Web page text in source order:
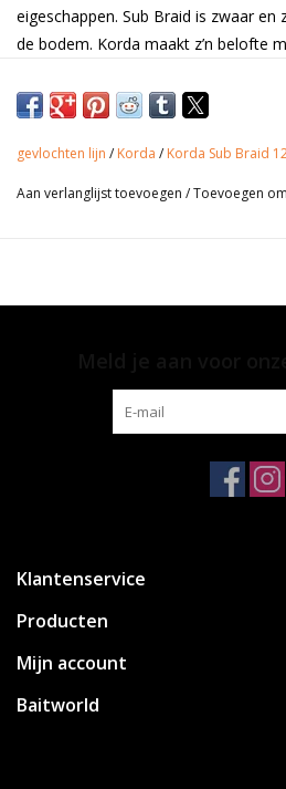
BLOG
eigeschappen. Sub Braid is zwaar
de bodem. Korda maakt z’n belofte
hoofdlijn grote afstanden
het toelaat kun je met deze lijn
kant vissen. Wij adviseren om een
• Leverbaar in 0,30 mm en 0,33 mm
• Zinkende lijn
• Onopvallende donkergroene kleur
gevlochten lijn / Korda / Korda Sub Braid
Aan verlanglijst toevoegen /Toevoegen
Klantenservice
Producten
Mijn account
Baitworld